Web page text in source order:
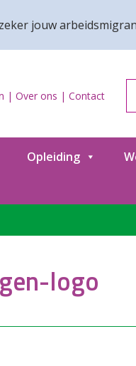
jouw
| Over ons | Contact
Opleiding
logo